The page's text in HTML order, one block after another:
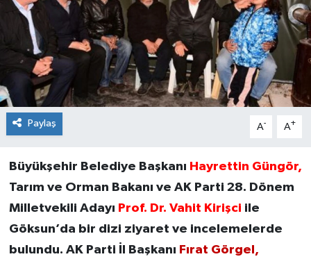
Paylaş A- A+
Büyükşehir Belediye Başkanı Hayrettin Güngör,
Tarım ve Orman Bakanı ve AK Parti 28. Dönem
Milletvekili Adayı Prof. Dr. Vahit Kirişci ile
Göksun’da bir dizi ziyaret ve incelemelerde
bulundu. AK Parti İl Başkanı Fırat Görgel,